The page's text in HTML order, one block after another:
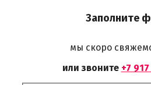
Заполните
мы скоро
или звоните +7